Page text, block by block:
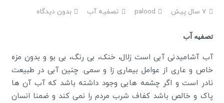
7 سال پیش palood تصفیه آب بدون دیدگاه
تصفیه آب
آب آشامیدنی آبی است زلال، خنک، بی رنگ، بی بو و بدون مزه
خاص و عاری از عوامل بیماری زا و سمی. چنین آبی در طبیعت
نادر است و اگر چشمه هایی وجود داشته باشد که آب آن ها
پاک و خالص باشد کفاف شرب مردم را نمی کند و ضمنا انسان